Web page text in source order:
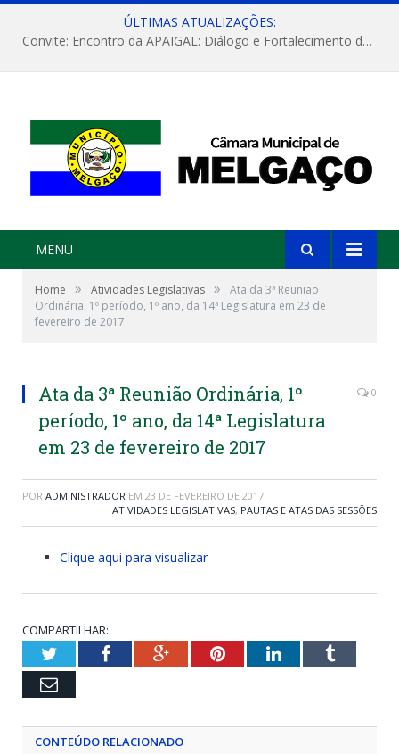
ÚLTIMAS ATUALIZAÇÕES:
Convite: Encontro da APAIGAL: Diálogo e Fortalecimento da Agricultura Familiar
MENU
Home » Atividades Legislativas »
Ata da 3ª Reunião
Ordinária, 1º período, 1º ano, da 14ª Legislatura em 23 de
fevereiro de 2017
Ata da 3ª Reunião Ordinária, 1º
período, 1º ano, da 14ª Legislatura
em 23 de fevereiro de 2017
0
POR ADMINISTRADOR EM 23 DE FEVEREIRO DE 2017
ATIVIDADES LEGISLATIVAS, PAUTAS E ATAS DAS SESSÕES
Clique aqui para visualizar
COMPARTILHAR:
TwitterFacebookGoogle+PinterestLinkedInTumblr
Email
CONTEÚDO RELACIONADO